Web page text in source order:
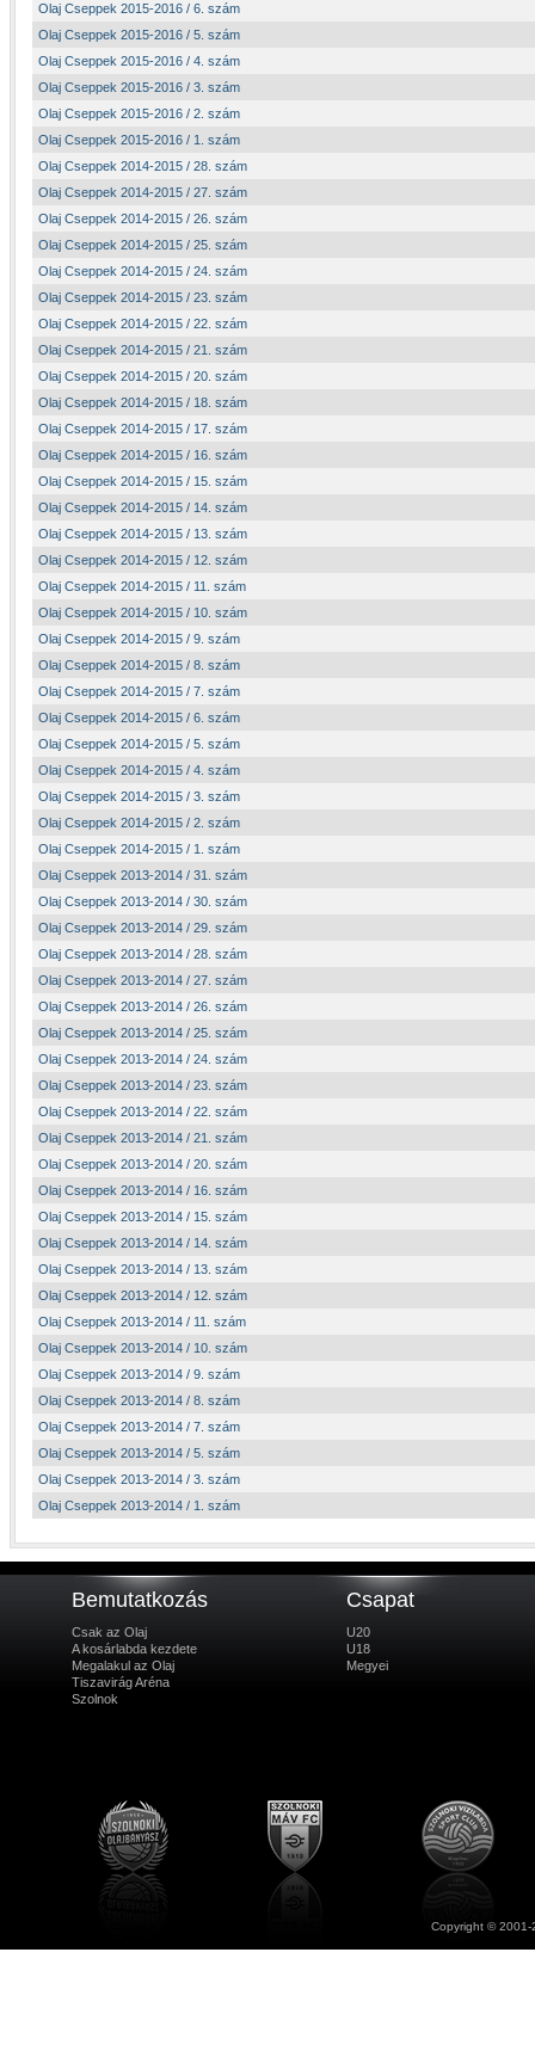
Olaj Cseppek 2015-2016 / 6. szám
Olaj Cseppek 2015-2016 / 5. szám
Olaj Cseppek 2015-2016 / 4. szám
Olaj Cseppek 2015-2016 / 3. szám
Olaj Cseppek 2015-2016 / 2. szám
Olaj Cseppek 2015-2016 / 1. szám
Olaj Cseppek 2014-2015 / 28. szám
Olaj Cseppek 2014-2015 / 27. szám
Olaj Cseppek 2014-2015 / 26. szám
Olaj Cseppek 2014-2015 / 25. szám
Olaj Cseppek 2014-2015 / 24. szám
Olaj Cseppek 2014-2015 / 23. szám
Olaj Cseppek 2014-2015 / 22. szám
Olaj Cseppek 2014-2015 / 21. szám
Olaj Cseppek 2014-2015 / 20. szám
Olaj Cseppek 2014-2015 / 18. szám
Olaj Cseppek 2014-2015 / 17. szám
Olaj Cseppek 2014-2015 / 16. szám
Olaj Cseppek 2014-2015 / 15. szám
Olaj Cseppek 2014-2015 / 14. szám
Olaj Cseppek 2014-2015 / 13. szám
Olaj Cseppek 2014-2015 / 12. szám
Olaj Cseppek 2014-2015 / 11. szám
Olaj Cseppek 2014-2015 / 10. szám
Olaj Cseppek 2014-2015 / 9. szám
Olaj Cseppek 2014-2015 / 8. szám
Olaj Cseppek 2014-2015 / 7. szám
Olaj Cseppek 2014-2015 / 6. szám
Olaj Cseppek 2014-2015 / 5. szám
Olaj Cseppek 2014-2015 / 4. szám
Olaj Cseppek 2014-2015 / 3. szám
Olaj Cseppek 2014-2015 / 2. szám
Olaj Cseppek 2014-2015 / 1. szám
Olaj Cseppek 2013-2014 / 31. szám
Olaj Cseppek 2013-2014 / 30. szám
Olaj Cseppek 2013-2014 / 29. szám
Olaj Cseppek 2013-2014 / 28. szám
Olaj Cseppek 2013-2014 / 27. szám
Olaj Cseppek 2013-2014 / 26. szám
Olaj Cseppek 2013-2014 / 25. szám
Olaj Cseppek 2013-2014 / 24. szám
Olaj Cseppek 2013-2014 / 23. szám
Olaj Cseppek 2013-2014 / 22. szám
Olaj Cseppek 2013-2014 / 21. szám
Olaj Cseppek 2013-2014 / 20. szám
Olaj Cseppek 2013-2014 / 16. szám
Olaj Cseppek 2013-2014 / 15. szám
Olaj Cseppek 2013-2014 / 14. szám
Olaj Cseppek 2013-2014 / 13. szám
Olaj Cseppek 2013-2014 / 12. szám
Olaj Cseppek 2013-2014 / 11. szám
Olaj Cseppek 2013-2014 / 10. szám
Olaj Cseppek 2013-2014 / 9. szám
Olaj Cseppek 2013-2014 / 8. szám
Olaj Cseppek 2013-2014 / 7. szám
Olaj Cseppek 2013-2014 / 5. szám
Olaj Cseppek 2013-2014 / 3. szám
Olaj Cseppek 2013-2014 / 1. szám
Bemutatkozás
Csak az Olaj
A kosárlabda kezdete
Megalakul az Olaj
Tiszavirág Aréna
Szolnok
Csapat
U20
U18
Megyei
Copyright ©